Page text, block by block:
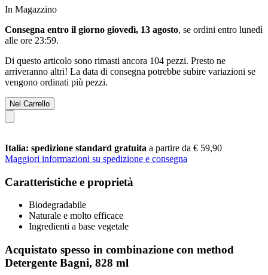
In Magazzino
Consegna entro il giorno giovedì, 13 agosto, se ordini entro lunedì
alle ore 23:59.
Di questo articolo sono rimasti ancora 104 pezzi. Presto ne
arriveranno altri! La data di consegna potrebbe subire variazioni se
vengono ordinati più pezzi.
Nel Carrello
Italia: spedizione standard gratuita a partire da € 59,90
Maggiori informazioni su spedizione e consegna
Caratteristiche e proprietà
Biodegradabile
Naturale e molto efficace
Ingredienti a base vegetale
Acquistato spesso in combinazione con method
Detergente Bagni, 828 ml